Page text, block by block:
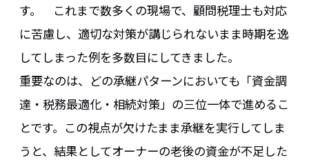
す。 これまで数多くの現場で、顧問税理士も対応
に苦慮し、適切な対策が講じられないまま時期を逸
してしまった例を多数目にしてきました。
重要なのは、どの承継パターンにおいても「資金調
達・税務最適化・相続対策」の三位一体で進めるこ
とです。この視点が欠けたまま承継を実行してしま
うと、結果としてオーナーの老後の資金が不足した